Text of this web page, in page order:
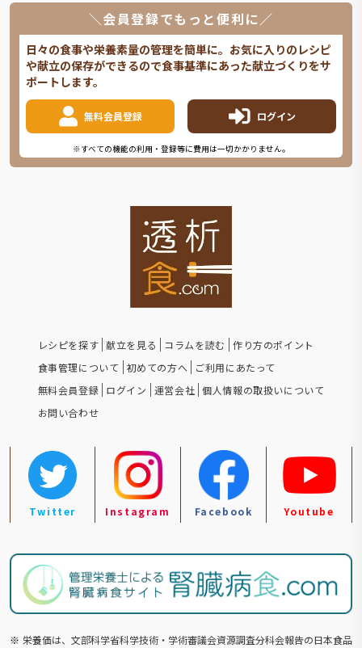
＼会員登録でもっと便利に／
日々の食事や栄養素量の管理を簡単に。お気に入りのレシピ
や献立の保存ができるので食事基準にあった献立づくりをサ
ポートします。
無料会員登録 ログイン
※すべての機能の利用・登録等に費用は一切かかりません。
レシピを探す 献立を見る コラムを読む
作り方のポイント
食事管理について
初めての方へ
ご利用にあたって
無料会員登録 ログイン 運営会社 個人情報の取扱いについて
お問い合わせ
Twitter Instagram Facebook Youtube
※ 栄養価は、文部科学省科学技術・学術審議会資源調査分科会報告の⽇本食品